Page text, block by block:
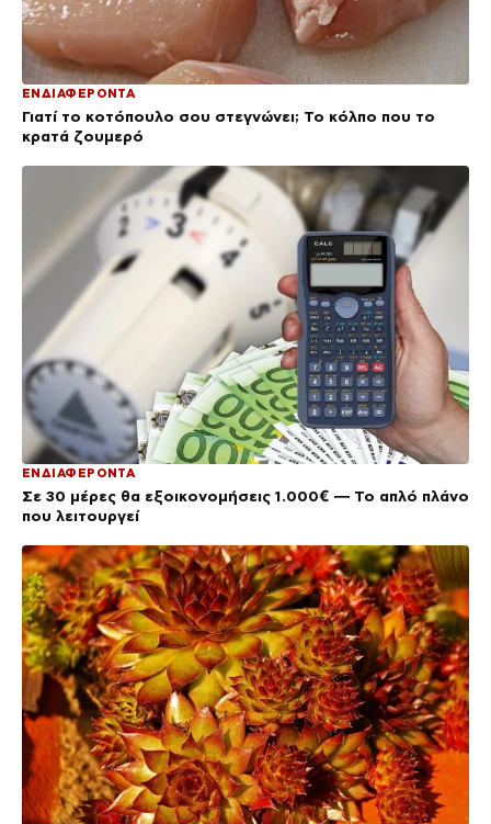
ΕΝΔΙΑΦΕΡΟΝΤΑ
Γιατί το κοτόπουλο σου στεγνώνει; Το κόλπο που το
κρατά ζουμερό
ΕΝΔΙΑΦΕΡΟΝΤΑ
Σε 30 μέρες θα εξοικονομήσεις 1.000€ — Το απλό πλάνο
που λειτουργεί